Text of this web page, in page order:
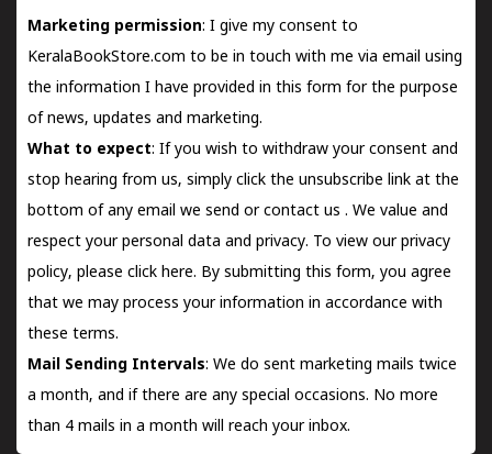
Marketing permission: I give my consent to
KeralaBookStore.com to be in touch with me via email using
the information I have provided in this form for the purpose
of news, updates and marketing.
What to expect: If you wish to withdraw your consent and
stop hearing from us, simply click the unsubscribe link at the
bottom of any email we send orcontact us . We value and
respect your personal data and privacy. To view our privacy
policy, please click here. By submitting this form, you agree
that we may process your information in accordance with
these terms.
Mail Sending Intervals: We do sent marketing mails twice
a month, and if there are any special occasions. No more
than 4 mails in a month will reach your inbox.